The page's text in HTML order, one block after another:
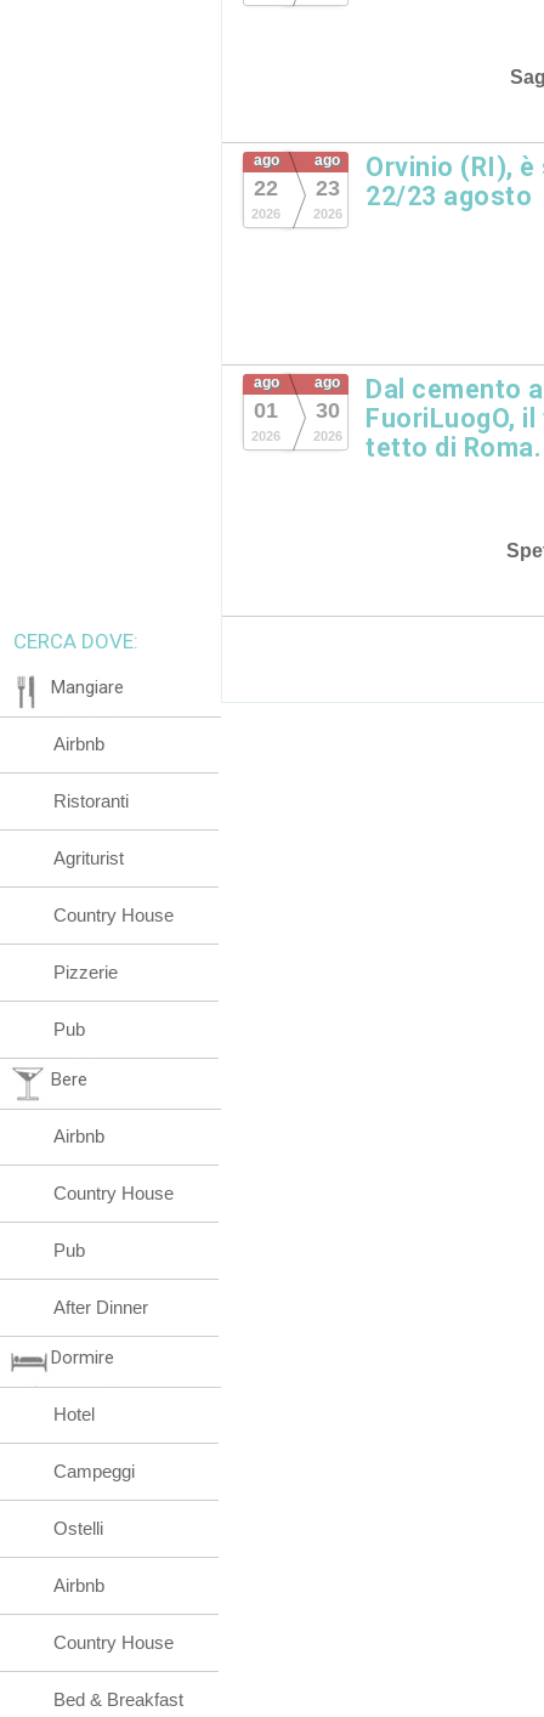
ago
22
2026
ago
23
2026
Orvinio (RI),
22/23 agosto
ago
01
2026
ago
30
2026
Dal cemento
FuoriLuogO,
tetto di Roma.
CERCA DOVE:
Mangiare
Airbnb
Ristoranti
Agriturist
Country House
Pizzerie
Pub
Bere
Airbnb
Country House
Pub
After Dinner
Dormire
Hotel
Campeggi
Ostelli
Airbnb
Country House
Bed & Breakfast